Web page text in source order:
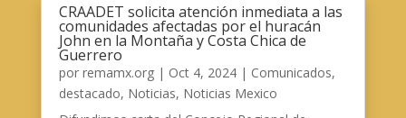
CRAADET solicita atención inmediata a las
comunidades afectadas por el huracán
John en la Montaña y Costa Chica de
Guerrero
por remamx.org| Oct 4, 2024| Comunicados,
destacado, Noticias, Noticias Mexico